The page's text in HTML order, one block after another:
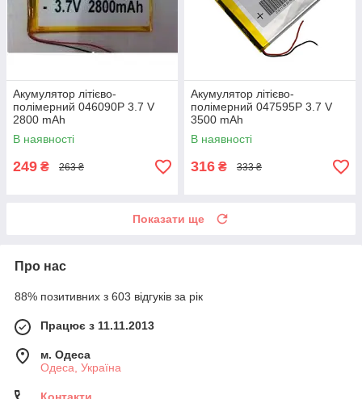
Акумулятор літієво-
полімерний 046090P 3.7 V
2800 mAh
В наявності
249 ₴ 263 ₴
Акумулятор літієво-
полімерний 047595P 3.7 V
3500 mAh
В наявності
316 ₴ 333 ₴
Показати ще
Про нас
88% позитивних з 603 відгуків за рік
Працює з 11.11.2013
м. Одеса
Одеса, Україна